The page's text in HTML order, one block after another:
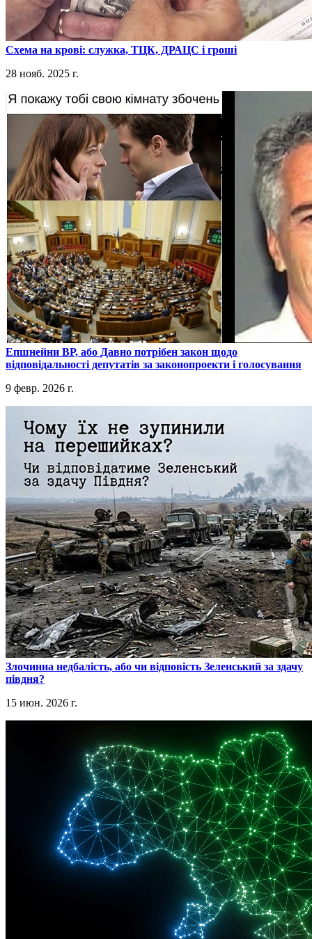
​Схема на крові: служка, ТЦК, ДРАЦС і гроші
28 нояб. 2025 г.
​Епшнейни ВР, або Давно потрібен закон щодо
відповідальності депутатів за законопроекти і голосування
9 февр. 2026 г.
​Злочинна недбалість, або чи відповість Зеленський за здачу
півдня?
15 июн. 2026 г.